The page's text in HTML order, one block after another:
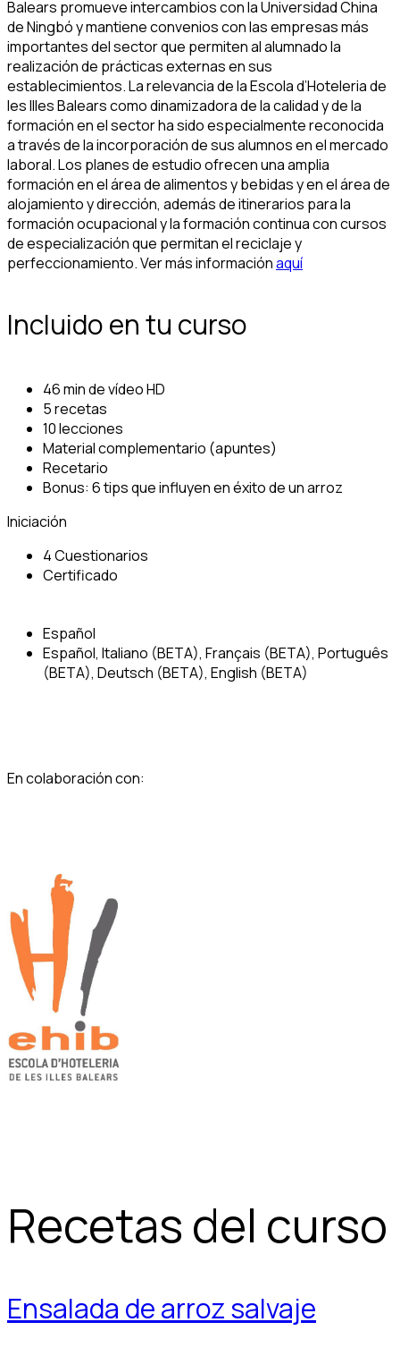
Balears promueve intercambios con la Universidad China
de Ningbó y mantiene convenios con las empresas más
importantes del sector que permiten al alumnado la
realización de prácticas externas en sus
establecimientos. La relevancia de la Escola d’Hoteleria de
les Illes Balears como dinamizadora de la calidad y de la
formación en el sector ha sido especialmente reconocida
a través de la incorporación de sus alumnos en el mercado
laboral. Los planes de estudio ofrecen una amplia
formación en el área de alimentos y bebidas y en el área de
alojamiento y dirección, además de itinerarios para la
formación ocupacional y la formación continua con cursos
de especialización que permitan el reciclaje y
perfeccionamiento. Ver más informaciónaquí
Incluido en tu curso
46 min de vídeo HD
5 recetas
10 lecciones
Material complementario (apuntes)
Recetario
Bonus: 6 tips que influyen en éxito de un arroz
Iniciación
4 Cuestionarios
Certificado
Español
Español, Italiano (BETA), Français (BETA), Português
(BETA), Deutsch (BETA), English (BETA)
En colaboración con:
Recetas del curso
Ensalada de arroz salvaje